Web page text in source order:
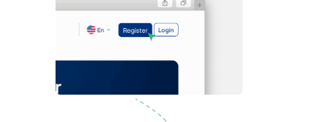
口座開設